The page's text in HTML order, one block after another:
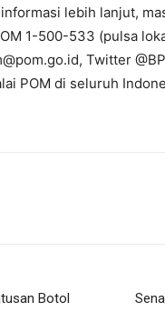
lebih lanjut,
1-500-533 (pulsa
Twitter
POM di seluruh
Botol